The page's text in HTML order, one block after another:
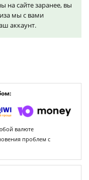
на сайте заранее, вы
мы с вами
аккаунт.
валюте
проблем с